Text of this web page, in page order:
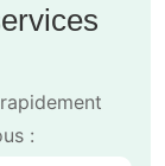
: